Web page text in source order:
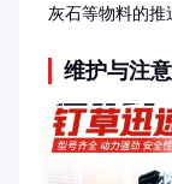
灰石等物料的推
维护与注